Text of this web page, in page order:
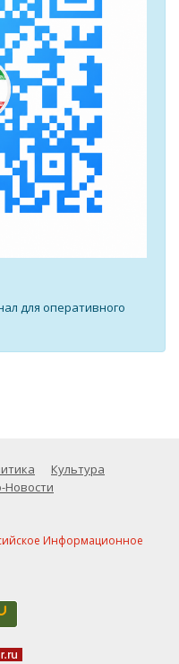
для оперативного
Культура
Новости
Информационное